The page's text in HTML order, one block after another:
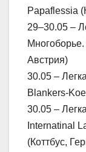
Papaflessia
29–30.05 –
Австрия)
30.05 –
Blankers-
30.05 –
Internatinal
(Коттбус,